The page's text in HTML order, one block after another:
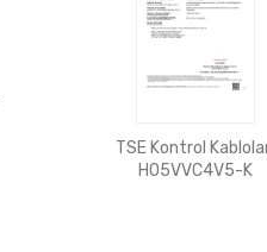
TSE Kontrol
H05VVC4V5-K